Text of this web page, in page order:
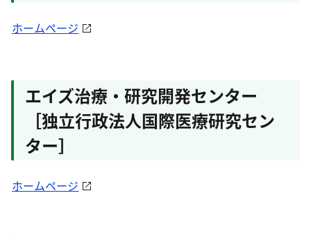
ホームページ
エイズ治療・研究開発センター
［独立行政法人国際医療研究セン
ター］
ホームページ